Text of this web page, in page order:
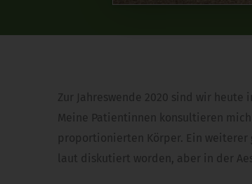
Zur Jahreswende 2020 sind wir
Meine Patientinnen konsultieren
proportionierten Körper. Ein
laut diskutiert worden, aber in der